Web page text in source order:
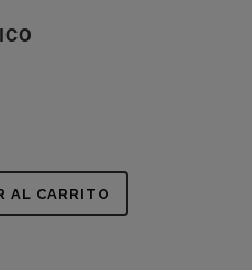
AL CARRITO